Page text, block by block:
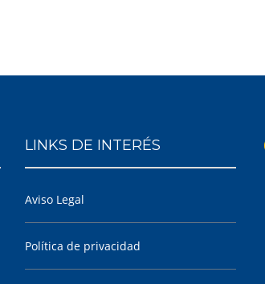
LINKS DE INTERÉS
Aviso Legal
Política de privacidad